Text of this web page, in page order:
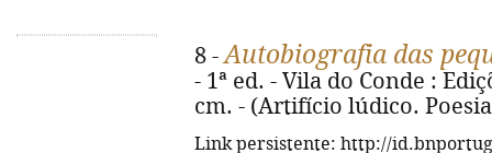
8 -Autobiografia das
- 1ª ed. - Vila do Conde :
cm. - (Artifício lúdico.
Link persistente: http://